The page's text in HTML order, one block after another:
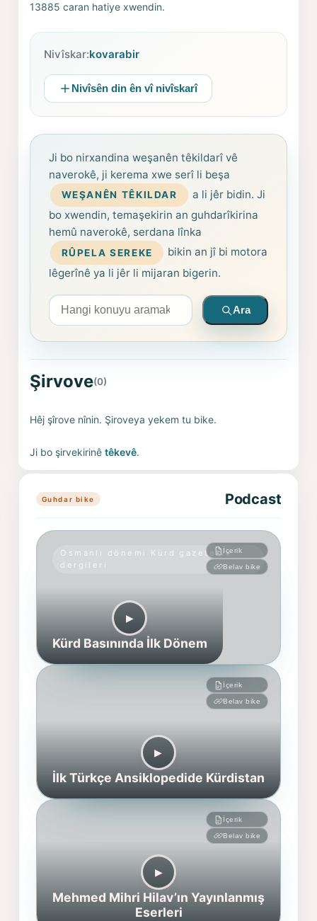
13885 caran hatiye xwendin.
Nivîskar:kovarabir
Nivîsên din ên vî nivîskarî
Ji bo nirxandina weşanên têkildarî vê
naverokê, ji kerema xwe serî li beşa
WEŞANÊN TÊKILDAR
a li jêr bidin. Ji
bo xwendin, temaşekirin an guhdarîkirina
hemû naverokê, serdana lînka
RÛPELA SEREKE
bikin an jî bi motora
lêgerînê ya li jêr li mijaran bigerin.
Arama yapın
Ara
Şirvove(0)
Hêj şîrove nînin. Şiroveya yekem tu bike.
Ji bo şirvekirinêtêkevê.
Guhdar bike Podcast
Osmanlı dönemi Kürd gazete ve
dergileri
İçerik
Belav bike
▶︎
Kürd Basınında İlk Dönem
İçerik
Belav bike
▶︎
İlk Türkçe Ansiklopedide Kürdistan
İçerik
Belav bike
▶︎
Mehmed Mihri Hilav’ın Yayınlanmış
Eserleri